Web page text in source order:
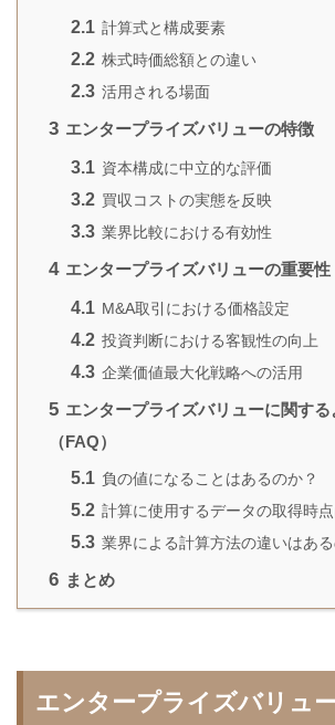
2.1 計算式と構成要素
2.2 株式時価総額との違い
2.3 活用される場面
3 エンタープライズバリューの特徴
3.1 資本構成に中立的な評価
3.2 買収コストの実態を反映
3.3 業界比較における有効性
4 エンタープライズバリューの重要性
4.1 M&A取引における価格設定
4.2 投資判断における客観性の向上
4.3 企業価値最大化戦略への活用
5 エンタープライズバリューに関する
（FAQ）
5.1 負の値になることはあるのか？
5.2 計算に使用するデータの取得時点
5.3 業界による計算方法の違いはある
6 まとめ
エンタープライズバリュ